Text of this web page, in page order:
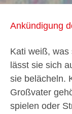
Ankündigung
Kati weiß, was
lässt sie sich
sie belächeln.
Großvater
spielen oder